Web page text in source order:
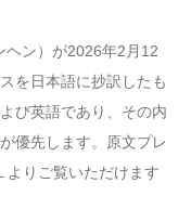
ヘン）が2026年2月12
を日本語に抄訳したも
び英語であり、その内
優先します。原文プレ
よりご覧いただけます